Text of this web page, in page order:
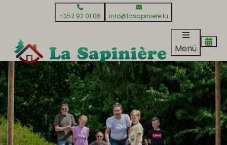
+352 92 01 06 info@lasapiniere.lu
Menü